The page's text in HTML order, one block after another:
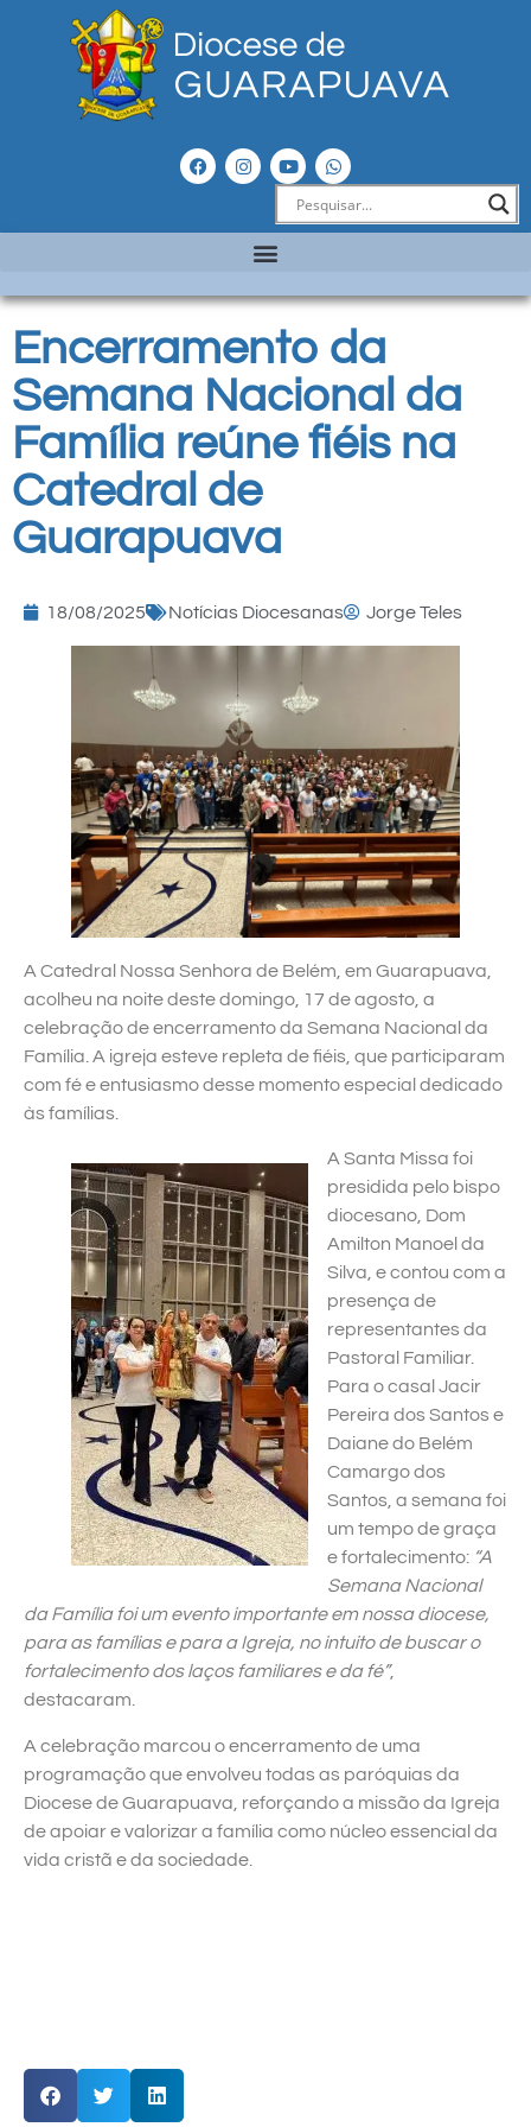
Encerramento da
Semana Nacional da
Família reúne fiéis na
Catedral de
Guarapuava
18/08/2025 Notícias Diocesanas Jorge Teles
A Catedral Nossa Senhora de Belém, em Guarapuava,
acolheu na noite deste domingo, 17 de agosto, a
celebração de encerramento da Semana Nacional da
Família. A igreja esteve repleta de fiéis, que participaram
com fé e entusiasmo desse momento especial dedicado
às famílias.
A Santa Missa foi
presidida pelo bispo
diocesano, Dom
Amilton Manoel da
Silva, e contou com a
presença de
representantes da
Pastoral Familiar.
Para o casal Jacir
Pereira dos Santos e
Daiane do Belém
Camargo dos
Santos, a semana foi
um tempo de graça
e fortalecimento: “A
Semana Nacional
da Família foi um evento importante em nossa diocese,
para as famílias e para a Igreja, no intuito de buscar o
fortalecimento dos laços familiares e da fé”,
destacaram.
A celebração marcou o encerramento de uma
programação que envolveu todas as paróquias da
Diocese de Guarapuava, reforçando a missão da Igreja
de apoiar e valorizar a família como núcleo essencial da
vida cristã e da sociedade.